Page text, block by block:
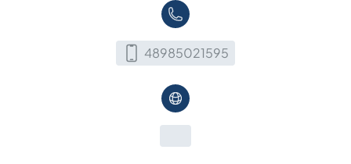
48985021595